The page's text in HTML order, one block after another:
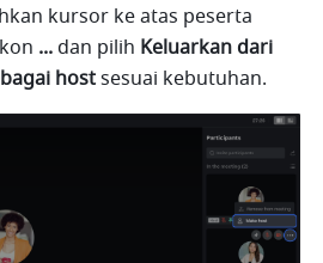
kursor ke atas peserta
... dan pilih Keluarkan dari
host sesuai kebutuhan.